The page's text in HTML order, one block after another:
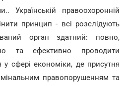
Українській правоохоронній
принцип - всі розслідують
орган здатний: повно,
та ефективно проводити
у сфері економіки, де присутня
правопорушенням та